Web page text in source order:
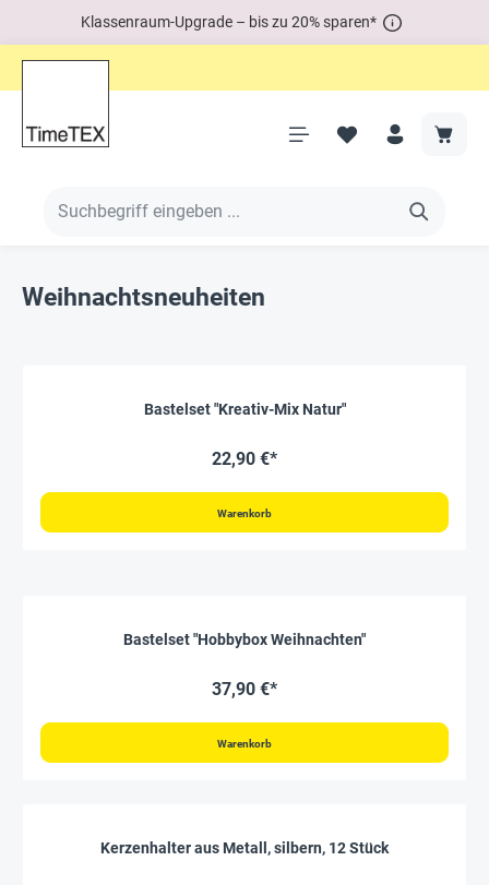
Klassenraum-Upgrade – bis zu 20% sparen*
Weihnachtsneuheiten
Bastelset "Kreativ-Mix Natur"
22,90 €*
Warenkorb
Bastelset "Hobbybox Weihnachten"
37,90 €*
Warenkorb
Kerzenhalter aus Metall, silbern, 12 Stück